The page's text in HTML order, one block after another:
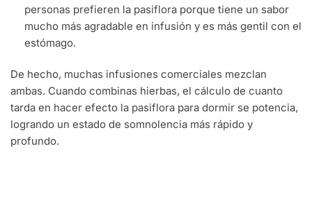
personas prefieren la pasiflora porque tiene un sabor
mucho más agradable en infusión y es más gentil con el
estómago.
De hecho, muchas infusiones comerciales mezclan
ambas. Cuando combinas hierbas, el cálculo de cuanto
tarda en hacer efecto la pasiflora para dormir se potencia,
logrando un estado de somnolencia más rápido y
profundo.